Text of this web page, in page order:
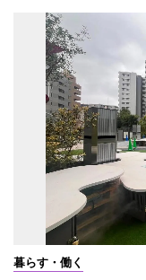
暮らす・働く